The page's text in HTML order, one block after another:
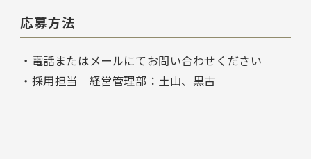
応募方法
・電話またはメールにてお問い合わせください
・採用担当 経営管理部：土山、黒古